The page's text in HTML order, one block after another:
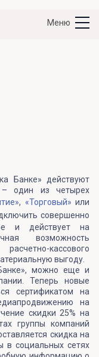
Меню
Банке» действуют
– один из четырех
, «Торговый» или
совершенно
и действует на
возможность
кассового
выгоду.
можно еще и
Теперь новые
сертификатом на
на
скидки 25% на
группы компаний
скидка на
в социальных сетях